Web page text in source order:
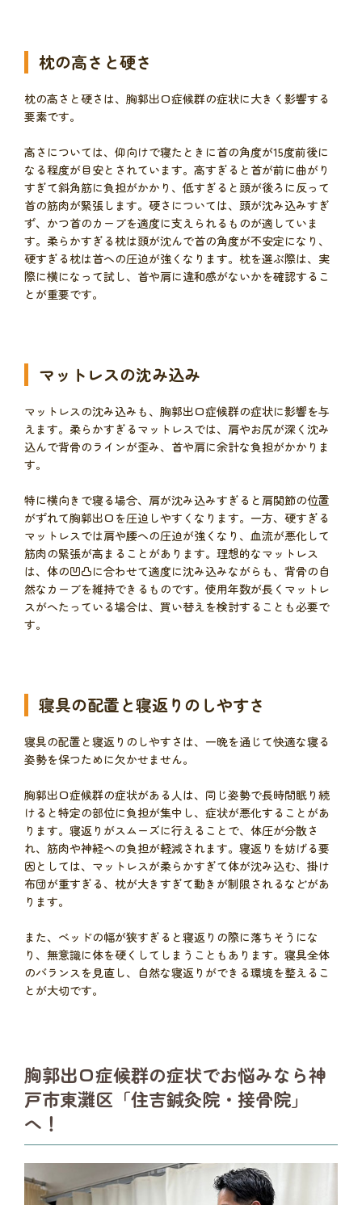
枕の高さと硬さ
枕の高さと硬さは、胸郭出口症候群の症状に大きく影響する
要素です。
高さについては、仰向けで寝たときに首の角度が15度前後に
なる程度が目安とされています。高すぎると首が前に曲がり
すぎて斜角筋に負担がかかり、低すぎると頭が後ろに反って
首の筋肉が緊張します。硬さについては、頭が沈み込みすぎ
ず、かつ首のカーブを適度に支えられるものが適していま
す。柔らかすぎる枕は頭が沈んで首の角度が不安定になり、
硬すぎる枕は首への圧迫が強くなります。枕を選ぶ際は、実
際に横になって試し、首や肩に違和感がないかを確認するこ
とが重要です。
マットレスの沈み込み
マットレスの沈み込みも、胸郭出口症候群の症状に影響を与
えます。柔らかすぎるマットレスでは、肩やお尻が深く沈み
込んで背骨のラインが歪み、首や肩に余計な負担がかかりま
す。
特に横向きで寝る場合、肩が沈み込みすぎると肩関節の位置
がずれて胸郭出口を圧迫しやすくなります。一方、硬すぎる
マットレスでは肩や腰への圧迫が強くなり、血流が悪化して
筋肉の緊張が高まることがあります。理想的なマットレス
は、体の凹凸に合わせて適度に沈み込みながらも、背骨の自
然なカーブを維持できるものです。使用年数が長くマットレ
スがへたっている場合は、買い替えを検討することも必要で
す。
寝具の配置と寝返りのしやすさ
寝具の配置と寝返りのしやすさは、一晩を通じて快適な寝る
姿勢を保つために欠かせません。
胸郭出口症候群の症状がある人は、同じ姿勢で長時間眠り続
けると特定の部位に負担が集中し、症状が悪化することがあ
ります。寝返りがスムーズに行えることで、体圧が分散さ
れ、筋肉や神経への負担が軽減されます。寝返りを妨げる要
因としては、マットレスが柔らかすぎて体が沈み込む、掛け
布団が重すぎる、枕が大きすぎて動きが制限されるなどがあ
ります。
また、ベッドの幅が狭すぎると寝返りの際に落ちそうにな
り、無意識に体を硬くしてしまうこともあります。寝具全体
のバランスを見直し、自然な寝返りができる環境を整えるこ
とが大切です。
胸郭出口症候群の症状でお悩みなら神
戸市東灘区「住吉鍼灸院・接骨院」
へ！